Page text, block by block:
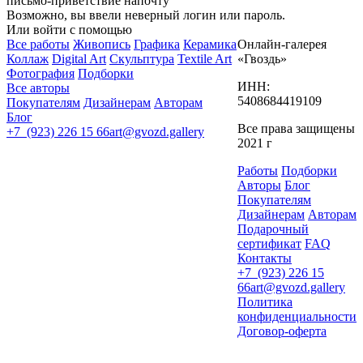
Возможно, вы ввели неверный логин или пароль.
Или войти с помощью
Все работы Живопись Графика Керамика
Коллаж Digital Art Скульптура Textile Art
Фотография Подборки
Все авторы
Покупателям Дизайнерам Авторам
Блог
+7 (923) 226 15 66art@gvozd.gallery
Онлайн-галерея
«Гвоздь»
ИНН:
5408684419109
Все права защищены
2021 г
Работы Подборки
Авторы Блог
Покупателям
Дизайнерам Авторам
Подарочный
сертификат FAQ
Контакты
+7 (923) 226 15
66art@gvozd.gallery
Политика
конфиденциальности
Договор-оферта